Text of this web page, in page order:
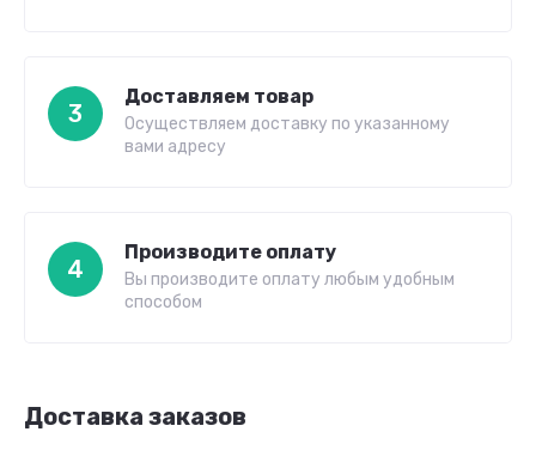
3
Доставляем товар
Осуществляем доставку по указанному
вами адресу
4
Производите оплату
Вы производите оплату любым удобным
способом
Доставка заказов